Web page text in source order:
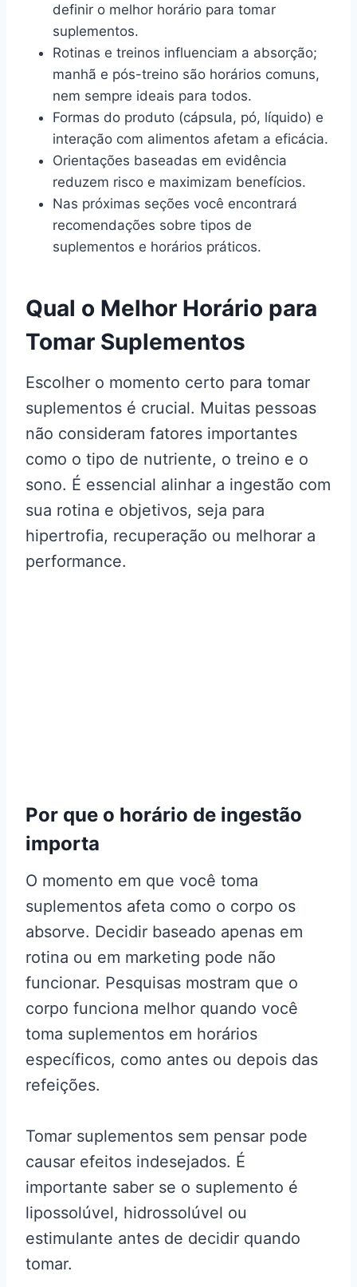
definir o melhor horário para tomar
suplementos.
Rotinas e treinos influenciam a absorção;
manhã e pós-treino são horários comuns,
nem sempre ideais para todos.
Formas do produto (cápsula, pó, líquido) e
interação com alimentos afetam a eficácia.
Orientações baseadas em evidência
reduzem risco e maximizam benefícios.
Nas próximas seções você encontrará
recomendações sobre tipos de
suplementos e horários práticos.
Qual o Melhor Horário para
Tomar Suplementos
Escolher o momento certo para tomar
suplementos é crucial. Muitas pessoas
não consideram fatores importantes
como o tipo de nutriente, o treino e o
sono. É essencial alinhar a ingestão com
sua rotina e objetivos, seja para
hipertrofia, recuperação ou melhorar a
performance.
Por que o horário de ingestão
importa
O momento em que você toma
suplementos afeta como o corpo os
absorve. Decidir baseado apenas em
rotina ou em marketing pode não
funcionar. Pesquisas mostram que o
corpo funciona melhor quando você
toma suplementos em horários
específicos, como antes ou depois das
refeições.
Tomar suplementos sem pensar pode
causar efeitos indesejados. É
importante saber se o suplemento é
lipossolúvel, hidrossolúvel ou
estimulante antes de decidir quando
tomar.